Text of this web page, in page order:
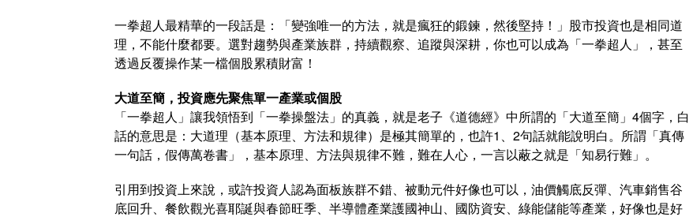
一拳超人最精華的一段話是：「變強唯一的方法，就是瘋狂的鍛鍊，然後堅持！」股市投資也是相同道
理，不能什麼都要。選對趨勢與產業族群，持續觀察、追蹤與深耕，你也可以成為「一拳超人」，甚至
透過反覆操作某一檔個股累積財富！
大道至簡，投資應先聚焦單一產業或個股
「一拳超人」讓我領悟到「一拳操盤法」的真義，就是老子《道德經》中所謂的「大道至簡」4個字，白
話的意思是：大道理（基本原理、方法和規律）是極其簡單的，也許1、2句話就能說明白。所謂「真傳
一句話，假傳萬卷書」，基本原理、方法與規律不難，難在人心，一言以蔽之就是「知易行難」。
引用到投資上來說，或許投資人認為面板族群不錯、被動元件好像也可以，油價觸底反彈、汽車銷售谷
底回升、餐飲觀光喜耶誕與春節旺季、半導體產業護國神山、國防資安、綠能儲能等產業，好像也是好